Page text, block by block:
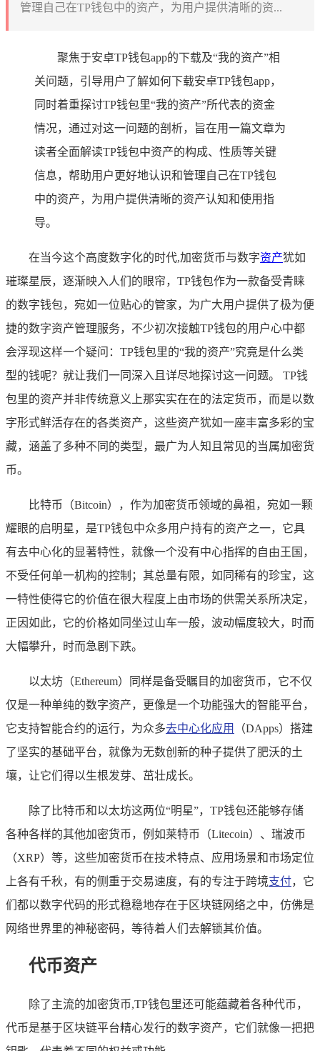
管理自己在TP钱包中的资产，为用户提供清晰的资...
聚焦于安卓TP钱包app的下载及“我的资产”相
关问题，引导用户了解如何下载安卓TP钱包app，
同时着重探讨TP钱包里“我的资产”所代表的资金
情况，通过对这一问题的剖析，旨在用一篇文章为
读者全面解读TP钱包中资产的构成、性质等关键
信息，帮助用户更好地认识和管理自己在TP钱包
中的资产，为用户提供清晰的资产认知和使用指
导。
在当今这个高度数字化的时代,加密货币与数字资产犹如
璀璨星辰，逐渐映入人们的眼帘，TP钱包作为一款备受青睐
的数字钱包，宛如一位贴心的管家，为广大用户提供了极为便
捷的数字资产管理服务，不少初次接触TP钱包的用户心中都
会浮现这样一个疑问：TP钱包里的“我的资产”究竟是什么类
型的钱呢？就让我们一同深入且详尽地探讨这一问题。 TP钱
包里的资产并非传统意义上那实实在在的法定货币，而是以数
字形式鲜活存在的各类资产，这些资产犹如一座丰富多彩的宝
藏，涵盖了多种不同的类型，最广为人知且常见的当属加密货
币。
比特币（Bitcoin），作为加密货币领域的鼻祖，宛如一颗
耀眼的启明星，是TP钱包中众多用户持有的资产之一，它具
有去中心化的显著特性，就像一个没有中心指挥的自由王国，
不受任何单一机构的控制；其总量有限，如同稀有的珍宝，这
一特性使得它的价值在很大程度上由市场的供需关系所决定，
正因如此，它的价格如同坐过山车一般，波动幅度较大，时而
大幅攀升，时而急剧下跌。
以太坊（Ethereum）同样是备受瞩目的加密货币，它不仅
仅是一种单纯的数字资产，更像是一个功能强大的智能平台，
它支持智能合约的运行，为众多去中心化应用
（DApps）搭建
了坚实的基础平台，就像为无数创新的种子提供了肥沃的土
壤，让它们得以生根发芽、茁壮成长。
除了比特币和以太坊这两位“明星”，TP钱包还能够存储
各种各样的其他加密货币，例如莱特币（Litecoin）、瑞波币
（XRP）等，这些加密货币在技术特点、应用场景和市场定位
上各有千秋，有的侧重于交易速度，有的专注于跨境支付，它
们都以数字代码的形式稳稳地存在于区块链网络之中，仿佛是
网络世界里的神秘密码，等待着人们去解锁其价值。
代币资产
除了主流的加密货币,TP钱包里还可能蕴藏着各种代币，
代币是基于区块链平台精心发行的数字资产，它们就像一把把